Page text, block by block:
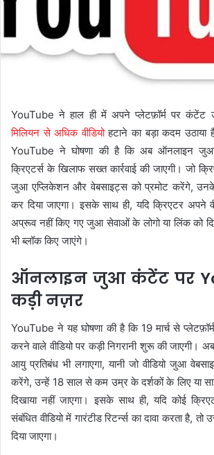
YouTube ने हाल ही में अपने प्लेटफ़ॉर्म पर
मिलियन से अधिक वीडियोहटाने का बड़ा कदम उठाया
YouTube ने घोषणा की है कि अब ऑनलाइन
क्रिएटर्स के खिलाफ सख्त कार्रवाई की जाएगी। जो
जुआ एप्लिकेशन और वेबसाइट्स को प्रमोट करेंगे,
कर दिया जाएगा। इसके साथ ही, यदि क्रिएटर अपने
अप्रूव नहीं किए गए जुआ सेवाओं के लोगो या लिंक को
भी ब्लॉक किए जाएंगे।
ऑनलाइन जुआ कंटेंट पर
कड़ी नज़र
YouTube ने यह घोषणा की है कि 19 मार्च से
करने वाले वीडियो पर कड़ी निगरानी शुरू की जाएगी।
आयु प्रतिबंध भी लगाएगा, यानी जो वीडियो जुआ
करेंगे, उन्हें 18 साल से कम उम्र के दर्शकों के लिए या
दिखाया नहीं जाएगा। इसके साथ ही, यदि कोई
संबंधित वीडियो में गारंटीड रिटर्न्स का दावा करता है,
दिया जाएगा।